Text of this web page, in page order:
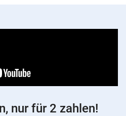
nur für 2 zahlen!